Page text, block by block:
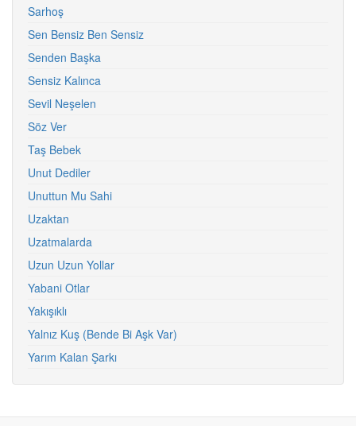
Sarhoş
Sen Bensiz Ben Sensiz
Senden Başka
Sensiz Kalınca
Sevil Neşelen
Söz Ver
Taş Bebek
Unut Dediler
Unuttun Mu Sahi
Uzaktan
Uzatmalarda
Uzun Uzun Yollar
Yabani Otlar
Yakışıklı
Yalnız Kuş (Bende Bi Aşk Var)
Yarım Kalan Şarkı